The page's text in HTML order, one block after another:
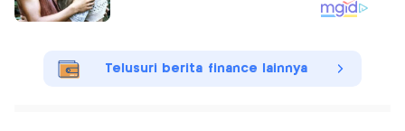
Telusuri berita finance lainnya